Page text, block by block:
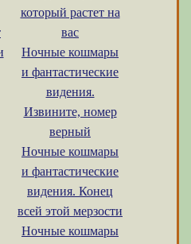
который растет на
вас
Ночные кошмары
и фантастические
видения.
Извините, номер
верный
Ночные кошмары
и фантастические
видения. Конец
всей этой мерзости
Ночные кошмары